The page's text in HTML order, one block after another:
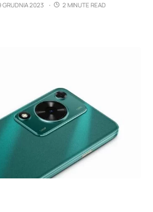
GRUDNIA 2023
2 MINUTE READ